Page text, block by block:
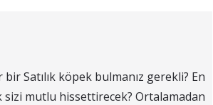
Satılık köpek bulmanız gerekli? En
mutlu hissettirecek? Ortalamadan